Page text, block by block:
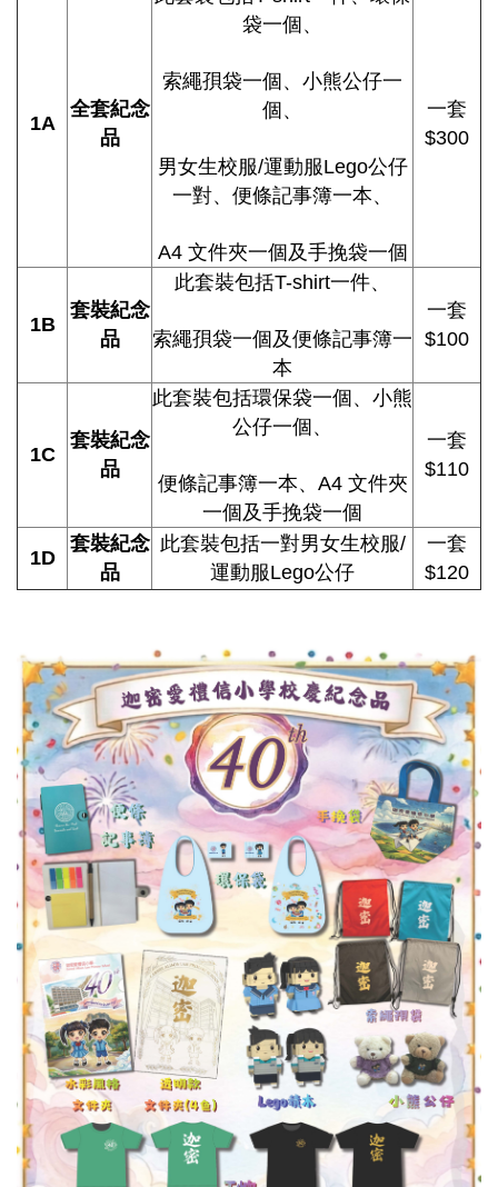
1A
全套紀念
品
袋一個、
索繩孭袋一個、小熊公仔一
個、
男女生校服/運動服Lego公仔
一對、便條記事簿一本、
A4 文件夾一個及手挽袋一個
一套
$300
1B
套裝紀念
品
此套裝包括T-shirt一件、
索繩孭袋一個及便條記事簿一
本
一套
$100
1C
套裝紀念
品
此套裝包括環保袋一個、小熊
公仔一個、
便條記事簿一本、A4 文件夾
一個及手挽袋一個
一套
$110
1D
套裝紀念
品
此套裝包括一對男女生校服/
運動服Lego公仔
一套
$120